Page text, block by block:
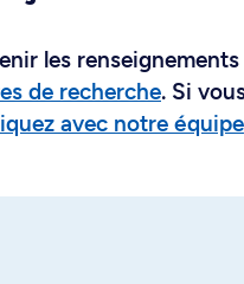
les
de recherche. Si
avec notre équipe